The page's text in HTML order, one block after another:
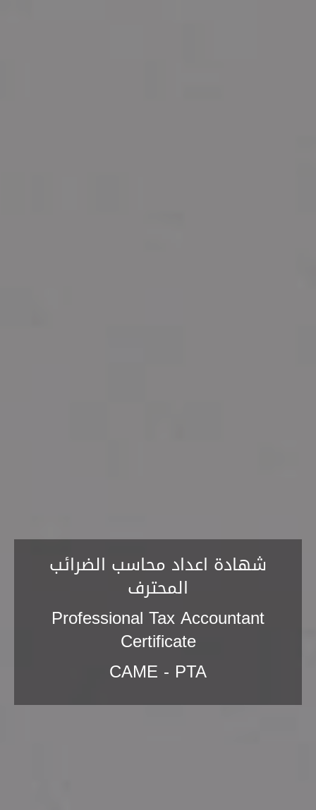
شهادة اعداد محاسب الضرائب
المحترف
Professional Tax Accountant
Certificate
CAME - PTA